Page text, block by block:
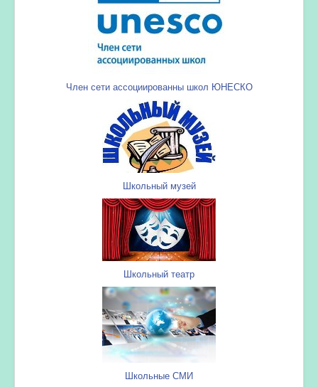
Член сети ассоциированны школ ЮНЕСКО
Школьный музей
Школьный театр
Школьные СМИ